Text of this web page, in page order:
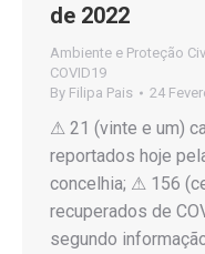
de 2022
Ambiente e Proteção
COVID19
By Filipa Pais 24
⚠ 21 (vinte e um)
reportados hoje
concelhia; ⚠ 156
recuperados de
segundo